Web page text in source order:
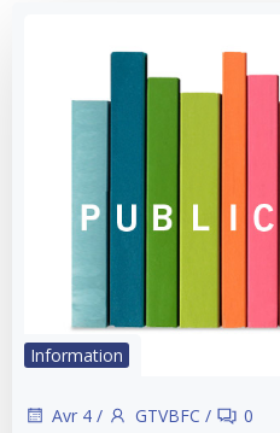
Information
Avr 4 / GTVBFC / 0